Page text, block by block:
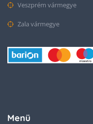
Veszprém vármegye
Zala vármegye
Menü